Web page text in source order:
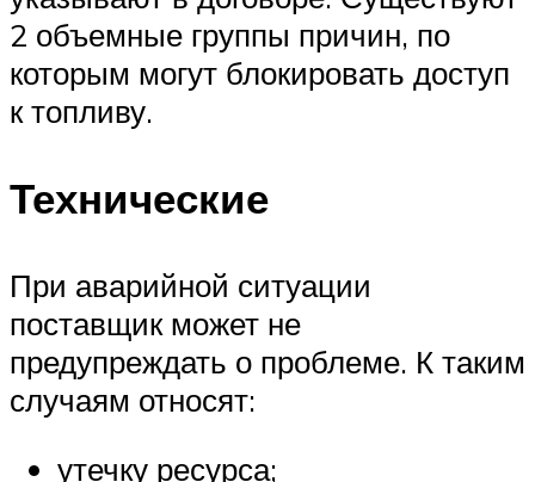
2 объемные группы причин, по
которым могут блокировать доступ
к топливу.
Технические
При аварийной ситуации
поставщик может не
предупреждать о проблеме. К таким
случаям относят:
утечку ресурса;